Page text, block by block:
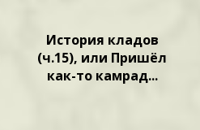
История кладов
(ч.15), или Пришёл
как-то камрад...